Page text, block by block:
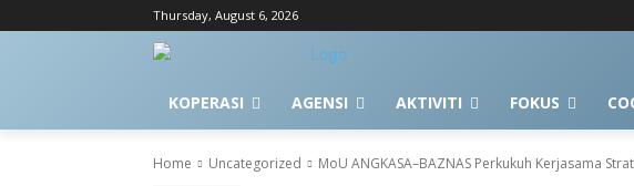
Thursday, August 6, 2026
KOPERASI AGENSI AKTIVITI FOKUS
Home Uncategorized MoU ANGKASA–BAZNAS Perkukuh Kerjasama